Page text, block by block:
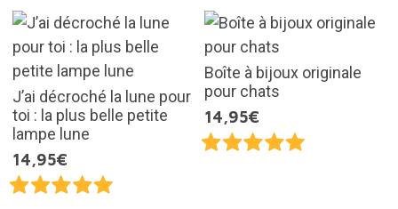
J’ai décroché la lune pour
toi : la plus belle petite
lampe lune
14,95€
Boîte à bijoux originale
pour chats
14,95€